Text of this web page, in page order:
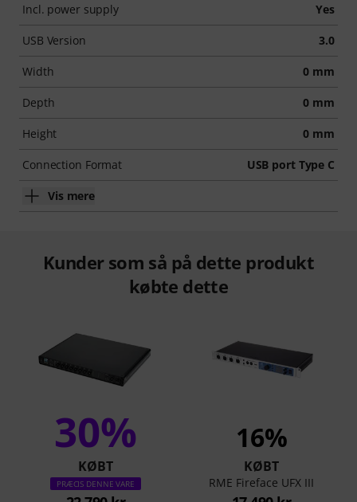
Incl. power supply Yes
USB Version 3.0
Width 0 mm
Depth 0 mm
Height 0 mm
Connection Format USB port Type C
Vis mere
Kunder som så på dette produkt
købte dette
30%
KØBT
PRÆCIS DENNE VARE
16%
KØBT
RME Fireface UFX III